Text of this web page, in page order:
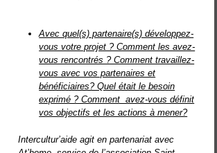
Avec quel(s) partenaire(s) développez-
vous votre projet ? Comment les avez-
vous rencontrés ? Comment travaillez-
vous avec vos partenaires et
bénéficiaires? Quel était le besoin
exprimé ? Comment avez-vous définit
vos objectifs et les actions à mener?
Intercultur’aide agit en partenariat avec